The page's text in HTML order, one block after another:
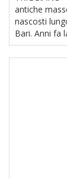
antiche
nascosti
Bari. Anni fa